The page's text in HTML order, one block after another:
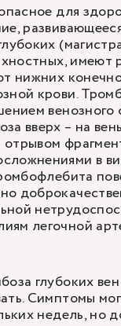
для
нижних
крови.
вверх – на
отрывом
в
легочной
глубоких
Симптомы
недель, но